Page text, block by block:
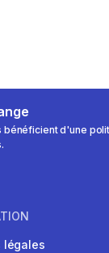
bénéficient d'une
légales